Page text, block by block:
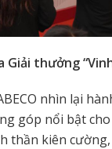
thưởng
nhìn lại
góp nổi bật
thần kiên